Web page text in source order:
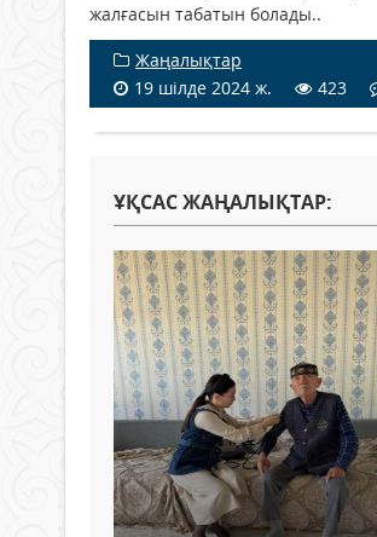
жалғасын табатын болады..
Жаңалықтар
19 шілде 2024 ж.
423
ҰҚСАС ЖАҢАЛЫҚТАР: